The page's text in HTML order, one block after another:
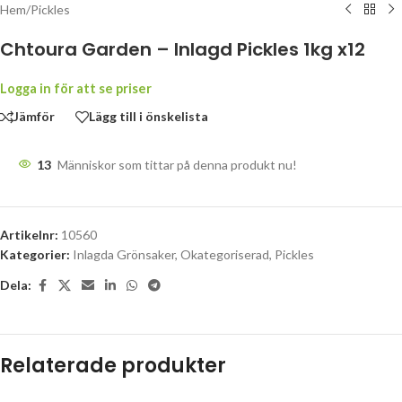
Hem/Pickles
Chtoura Garden – Inlagd Pickles 1kg x12
Logga in för att se priser
Jämför
Lägg till i önskelista
13 Människor som tittar på denna produkt nu!
Artikelnr: 10560
Kategorier: Inlagda Grönsaker, Okategoriserad, Pickles
Dela:
Relaterade produkter